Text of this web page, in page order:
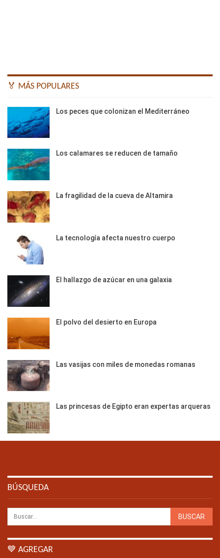
🏅 MÁS POPULARES
Los peces que colonizan el Mediterráneo
Los calamares se reducen de tamaño
La fragilidad de la cueva de Altamira
La tecnología afecta nuestro cuerpo
El hallazgo de azúcar en una galaxia
El polvo del desierto en Europa
Las vasijas con miles de monedas romanas
Las princesas de Egipto eran expertas arqueras
BÚSQUEDA
💙 AGREGAR